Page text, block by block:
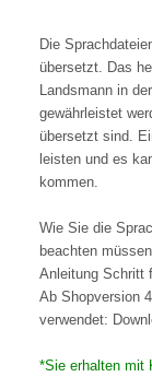
Die
übersetzt. Das
Landsmann in
gewährleistet
übersetzt sind.
leisten und es
kommen.
Wie Sie die
beachten
Anleitung Schritt
Ab Shopversion
verwendet:
*Sie erhalten mit